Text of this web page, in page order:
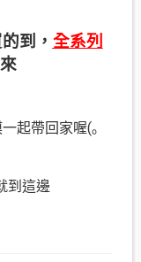
到， 全系列
起帶回家喔(｡
到這邊